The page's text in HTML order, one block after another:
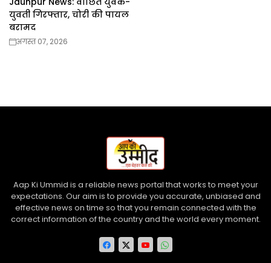
युवती गिरफ्तार, चोरी की पायल
बरामद
अगस्त 07, 2026
Aap Ki Ummid is a reliable news portal that works to meet your
expectations. Our aim is to provide you accurate, unbiased and
effective news on time so that you remain connected with the
correct information of the country and the world every moment.